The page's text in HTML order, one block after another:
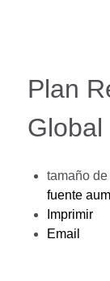
Plan
Global
tamaño
fuente
Imprimir
Email